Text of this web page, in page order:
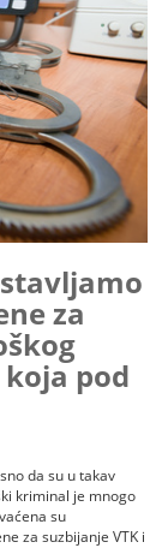
za
pod
da su u takav
kriminal je mnogo
su
za suzbijanje VTK i